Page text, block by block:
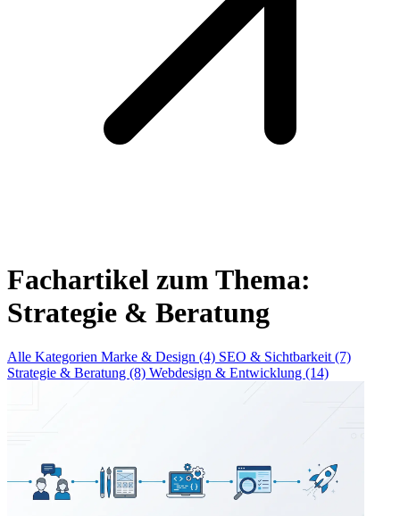
Fachartikel zum Thema:
Strategie & Beratung
Alle Kategorien Marke & Design (4) SEO & Sichtbarkeit (7)
Strategie & Beratung (8) Webdesign & Entwicklung (14)